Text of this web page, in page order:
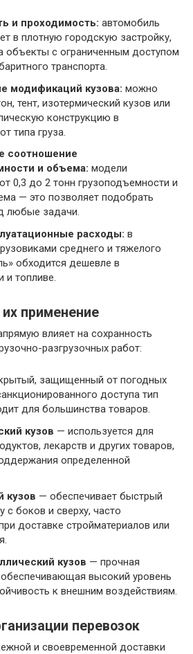
и проходимость: автомобиль
в плотную городскую застройку,
объекты с ограниченным доступом
транспорта.
модификаций кузова: можно
тент, изотермический кузов или
конструкцию в
типа груза.
соотношение
и объема: модели
0,3 до 2 тонн грузоподъемности и
— это позволяет подобрать
любые задачи.
расходы: в
среднего и тяжелого
обходится дешевле в
и топливе.
применение
влияет на сохранность
разгрузочных работ:
защищенный от погодных
доступа тип
для большинства товаров.
кузов — используется для
лекарств и других товаров,
определенной
кузов — обеспечивает быстрый
с боков и сверху, часто
доставке стройматериалов или
кузов — прочная
обеспечивающая высокий уровень
к внешним воздействиям.
перевозок
и своевременной доставки